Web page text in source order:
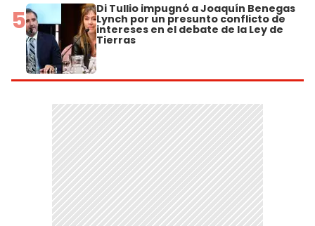
5 Di Tullio impugnó a Joaquín Benegas
Lynch por un presunto conflicto de
intereses en el debate de la Ley de
Tierras